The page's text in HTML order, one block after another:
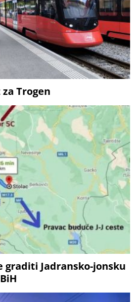
Trogen
graditi Jadransko-jonsku